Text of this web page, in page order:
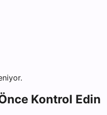
Kontrol Edin